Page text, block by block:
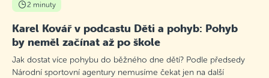
2 minuty
Karel Kovář v podcastu Děti a pohyb: Pohyb
by neměl začínat až po škole
Jak dostat více pohybu do běžného dne dětí? Podle předsedy
Národní sportovní agentury nemusíme čekat jen na další